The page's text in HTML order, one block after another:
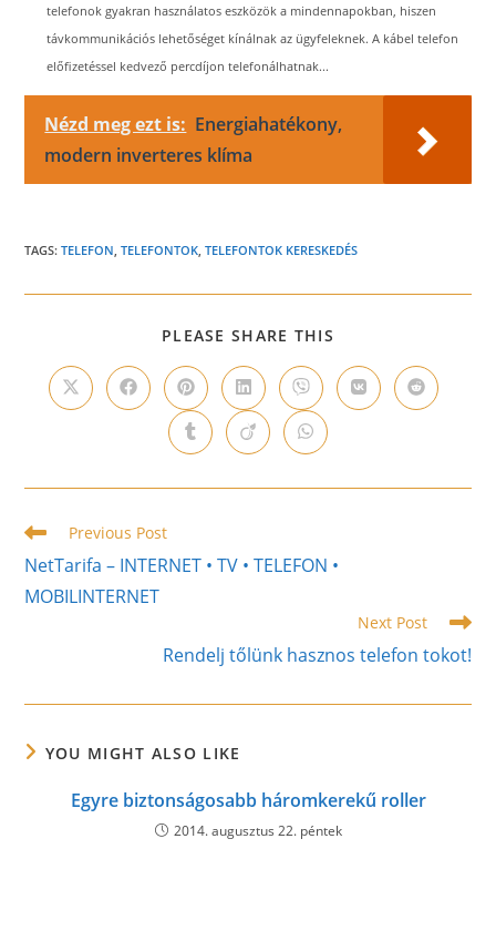
telefonok gyakran használatos eszközök a mindennapokban, hiszen
távkommunikációs lehetőséget kínálnak az ügyfeleknek. A kábel telefon
előfizetéssel kedvező percdíjon telefonálhatnak...
Nézd meg ezt is: Energiahatékony,
modern inverteres klíma
TAGS:TELEFON, TELEFONTOK, TELEFONTOK KERESKEDÉS
PLEASE SHARE THIS
CONTENT
Opens
in
Opens
in
window
Opens
in
a
new
window
Opens
in
a
new
window
Opens
in
a
new
window
Opens
in
Opens
in
Opens
in
new
Opens
in
new
Opens
in
new
Read
articles
Previous Post
NetTarifa – INTERNET • TV • TELEFON •
MOBILINTERNET
Next Post
Rendelj tőlünk hasznos telefon tokot!
YOU MIGHT ALSO LIKE
Egyre biztonságosabb háromkerekű roller
2014. augusztus 22. péntek